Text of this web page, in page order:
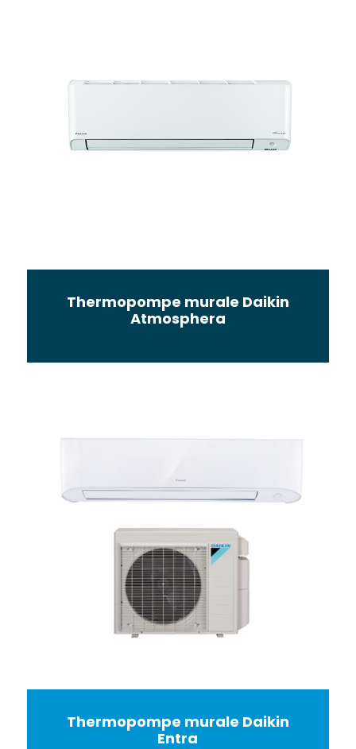
Thermopompe murale Daikin
Atmosphera
Thermopompe murale Daikin
Entra